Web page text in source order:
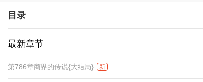
目录
最新章节
第786章商界的传说{大结局} 新